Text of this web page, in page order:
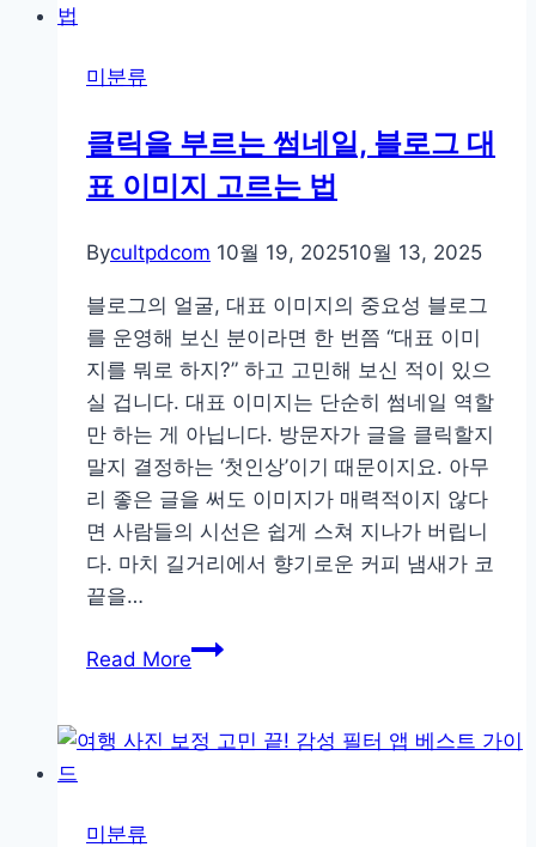
리
즈
지,
벽
한
야
경
사
진
촬
영
팁
미분류
클릭을 부르는 썸네일, 블로그 대
표 이미지 고르는 법
Bycultpdcom 10월 19, 202510월 13, 2025
블로그의 얼굴, 대표 이미지의 중요성 블로그
를 운영해 보신 분이라면 한 번쯤 “대표 이미
지를 뭐로 하지?” 하고 고민해 보신 적이 있으
실 겁니다. 대표 이미지는 단순히 썸네일 역할
만 하는 게 아닙니다. 방문자가 글을 클릭할지
말지 결정하는 ‘첫인상’이기 때문이지요. 아무
리 좋은 글을 써도 이미지가 매력적이지 않다
면 사람들의 시선은 쉽게 스쳐 지나가 버립니
다. 마치 길거리에서 향기로운 커피 냄새가 코
끝을…
Read More클
부
미분류